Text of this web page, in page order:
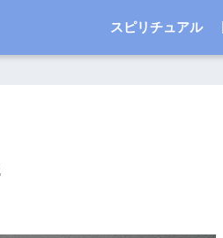
スピリチュアル